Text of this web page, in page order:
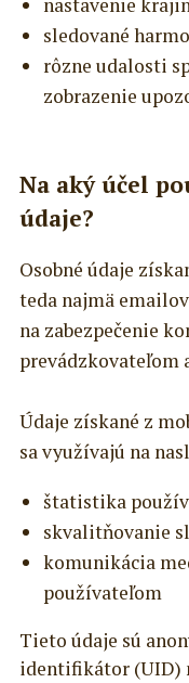
sledované
rôzne udalosti
zobrazenie
Na aký účel
údaje?
Osobné údaje
teda najmä
na zabezpečenie
prevádzkovateľom
Údaje získané z
sa využívajú na
štatistika
skvalitňovanie
komunikácia
používateľom
Tieto údaje sú
identifikátor (UID)